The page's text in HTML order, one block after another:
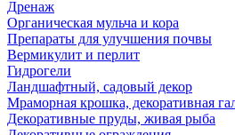
Дренаж
Органическая мульча и кора
Препараты для улучшения почвы
Вермикулит и перлит
Гидрогели
Ландшафтный, садовый декор
Мраморная крошка, декоративная
Декоративные пруды, живая рыба